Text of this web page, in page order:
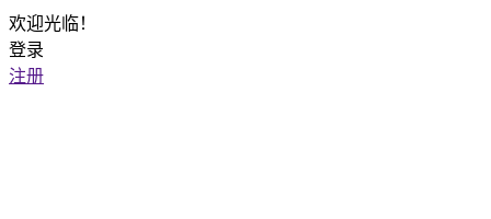
欢迎光临！
登录
注册